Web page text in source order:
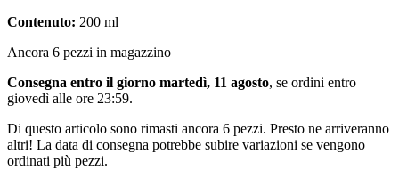
Contenuto: 200 ml
Ancora 6 pezzi in magazzino
Consegna entro il giorno martedì, 11 agosto, se ordini entro
giovedì alle ore 23:59.
Di questo articolo sono rimasti ancora 6 pezzi. Presto ne arriveranno
altri! La data di consegna potrebbe subire variazioni se vengono
ordinati più pezzi.